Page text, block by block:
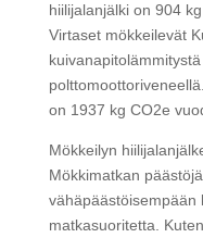
hiilijalanjälki on 904
Virtaset mökkeilevät
on 1937 kg CO2e
Mökkeilyn
Mökkimatkan
vähäpäästöisempään
matkasuoritetta.